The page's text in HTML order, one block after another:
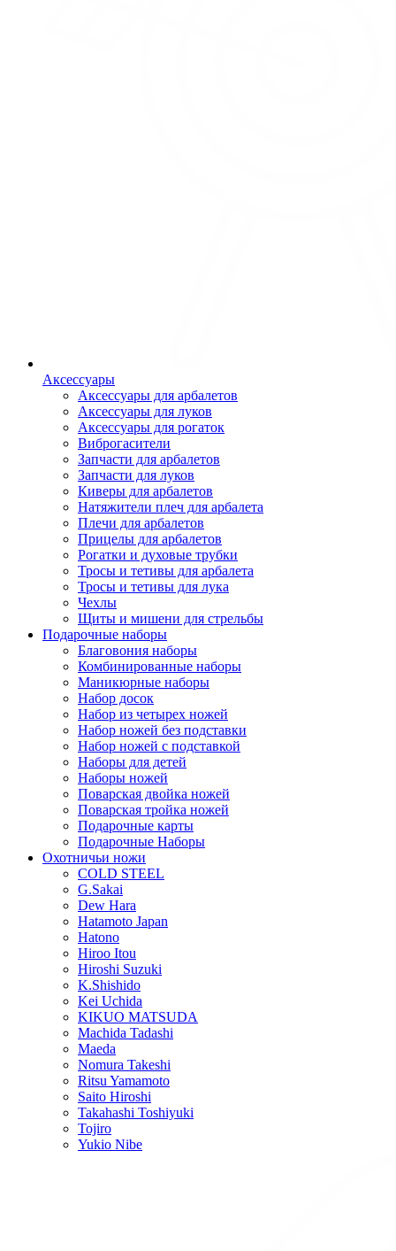
Аксессуары
Аксессуары для арбалетов
Аксессуары для луков
Аксессуары для рогаток
Виброгасители
Запчасти для арбалетов
Запчасти для луков
Киверы для арбалетов
Натяжители плеч для арбалета
Плечи для арбалетов
Прицелы для арбалетов
Рогатки и духовые трубки
Тросы и тетивы для арбалета
Тросы и тетивы для лука
Чехлы
Щиты и мишени для стрельбы
Подарочные наборы
Благовония наборы
Комбинированные наборы
Маникюрные наборы
Набор досок
Набор из четырех ножей
Набор ножей без подставки
Набор ножей с подставкой
Наборы для детей
Наборы ножей
Поварская двойка ножей
Поварская тройка ножей
Подарочные карты
Подарочные Наборы
Охотничьи ножи
COLD STEEL
G.Sakai
Dew Hara
Hatamoto Japan
Hatono
Hiroo Itou
Hiroshi Suzuki
K.Shishido
Kei Uchida
KIKUO MATSUDA
Machida Tadashi
Maeda
Nomura Takeshi
Ritsu Yamamoto
Saito Hiroshi
Takahashi Toshiyuki
Tojiro
Yukio Nibe